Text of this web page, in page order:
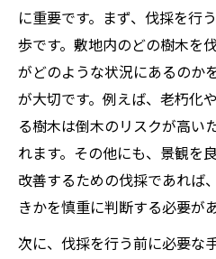
伐採の基礎知識
会社概要
近隣エリア
対応地域
に重要です。まず、伐採を行
歩です。敷地内のどの樹木を
がどのような状況にあるのか
が大切です。例えば、老朽化
る樹木は倒木のリスクが高い
れます。その他にも、景観を
改善するための伐採であれば
きかを慎重に判断する必要が
次に、伐採を行う前に必要な